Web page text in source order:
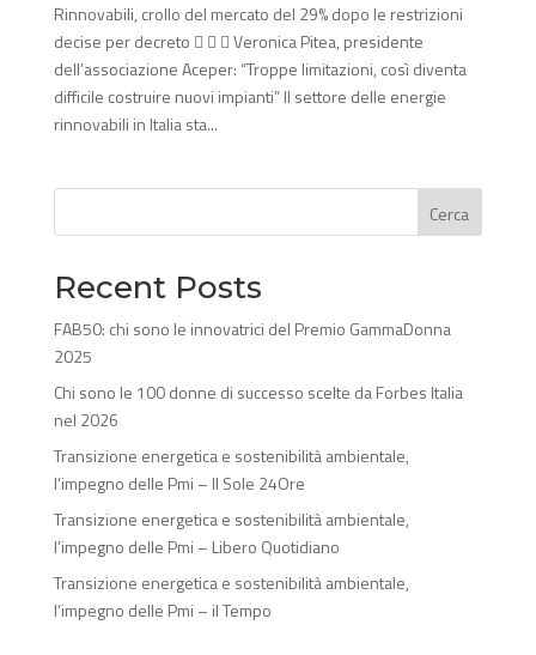
Rinnovabili, crollo del mercato del 29% dopo le restrizioni
decise per decreto    Veronica Pitea, presidente
dell’associazione Aceper: “Troppe limitazioni, così diventa
difficile costruire nuovi impianti” Il settore delle energie
rinnovabili in Italia sta...
Cerca
Recent Posts
FAB50: chi sono le innovatrici del Premio GammaDonna
2025
Chi sono le 100 donne di successo scelte da Forbes Italia
nel 2026
Transizione energetica e sostenibilità ambientale,
l’impegno delle Pmi – Il Sole 24Ore
Transizione energetica e sostenibilità ambientale,
l’impegno delle Pmi – Libero Quotidiano
Transizione energetica e sostenibilità ambientale,
l’impegno delle Pmi – il Tempo